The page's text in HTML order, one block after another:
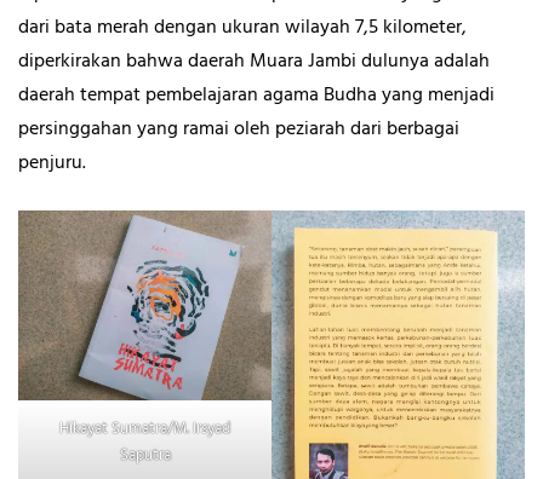
dari bata merah dengan ukuran wilayah 7,5 kilometer,
diperkirakan bahwa daerah Muara Jambi dulunya adalah
daerah tempat pembelajaran agama Budha yang menjadi
persinggahan yang ramai oleh peziarah dari berbagai
penjuru.
Hikayat Sumatra/M. Irsyad
Saputra